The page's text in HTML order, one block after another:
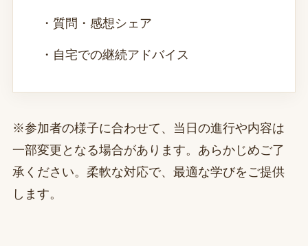
・質問・感想シェア
・自宅での継続アドバイス
※参加者の様子に合わせて、当日の進行や内容は
一部変更となる場合があります。あらかじめご了
承ください。柔軟な対応で、最適な学びをご提供
します。